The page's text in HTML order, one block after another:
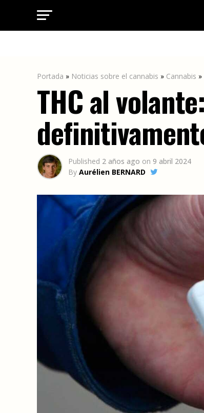
Portada » Noticias sobre el cannabis » Cannabis »
THC al
Published 2 años ago on 9 abril 2024
By Aurélien BERNARD